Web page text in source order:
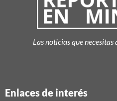
Las noticias que
Enlaces de interés